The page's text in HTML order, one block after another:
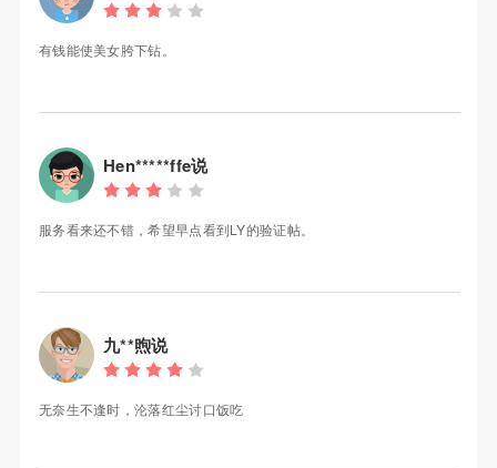
有钱能使美女胯下钻。
Hen*****ffe说
服务看来还不错，希望早点看到LY的验证帖。
九**煦说
无奈生不逢时，沦落红尘讨口饭吃